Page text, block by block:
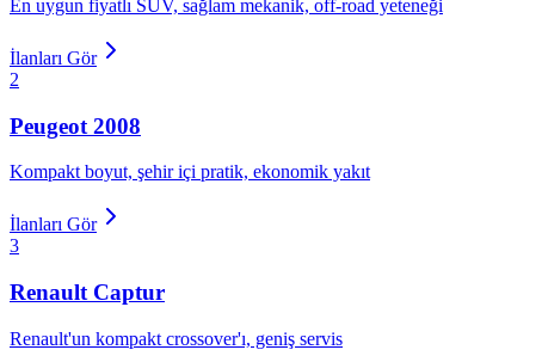
En uygun fiyatlı SUV, sağlam mekanik, off-road yeteneği
İlanları Gör
2
Peugeot 2008
Kompakt boyut, şehir içi pratik, ekonomik yakıt
İlanları Gör
3
Renault Captur
Renault'un kompakt crossover'ı, geniş servis